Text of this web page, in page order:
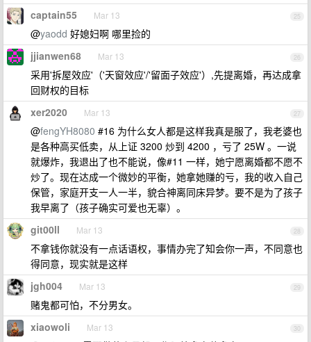
25
captain55 Mar 13
@yaodd 好媳妇啊 哪里捡的
26
jjianwen68 Mar 13
采用'拆屋效应'（'天窗效应'/'留面子效应'）,先提离婚，再达成拿
回财权的目标
27
xer2020 Mar 13
@fengYH8080 #16 为什么女人都是这样我真是服了，我老婆也
是各种高买低卖，从上证 3200 炒到 4200 ，亏了 25W 。一说
就爆炸，我退出了也不能说，像#11 一样，她宁愿离婚都不愿不
炒了。现在达成一个微妙的平衡，她拿她赚的亏，我的收入自己
保管，家庭开支一人一半，貌合神离同床异梦。要不是为了孩子
我早离了（孩子确实可爱也无辜）。
28
git00ll Mar 13
不拿钱你就没有一点话语权，事情办完了知会你一声，不同意也
得同意，现实就是这样
29
jgh004 Mar 13
赌鬼都可怕，不分男女。
30
xiaowoli Mar 13